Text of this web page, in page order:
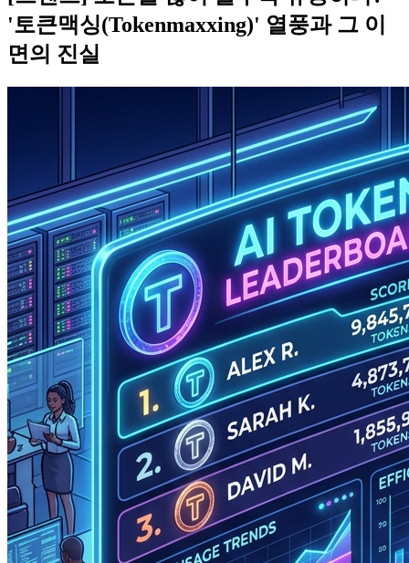
'토큰맥싱(Tokenmaxxing)' 열풍과 그 이
면의 진실